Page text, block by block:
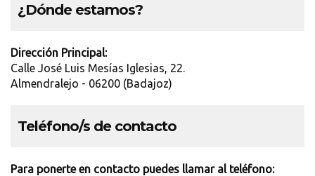
¿Dónde estamos?
Dirección Principal:
Calle José Luis Mesías Iglesias, 22.
Almendralejo - 06200 (Badajoz)
Teléfono/s de contacto
Para ponerte en contacto puedes llamar al teléfono: